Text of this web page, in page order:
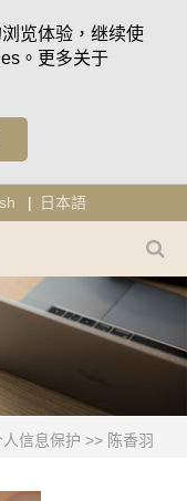
览体验，继续使
。更多关于
日本語
信息保护 >> 陈香羽